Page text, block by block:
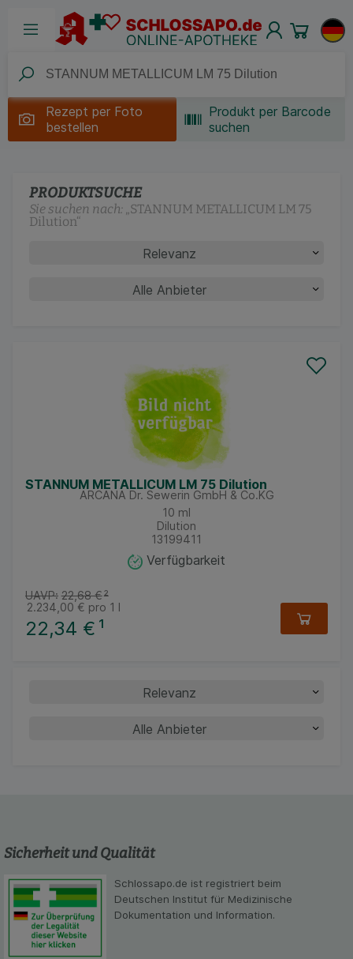
Rezept per Foto
bestellen
Produkt per Barcode
suchen
PRODUKTSUCHE
Sie suchen nach: „STANNUM METALLICUM LM 75
Dilution“
STANNUM METALLICUM LM 75 Dilution
ARCANA Dr. Sewerin GmbH & Co.KG
10 ml
Dilution
13199411
Verfügbarkeit
22,34 € ¹
UAVP: 22,68 €²
2.234,00 € pro 1 l
Sicherheit und Qualität
Schlossapo.de ist registriert beim
Deutschen Institut für Medizinische
Dokumentation und Information.